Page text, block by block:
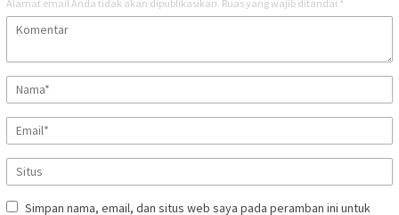
Alamat email Anda tidak akan dipublikasikan. Ruas yang wajib ditandai *
Simpan nama, email, dan situs web saya pada peramban ini untuk